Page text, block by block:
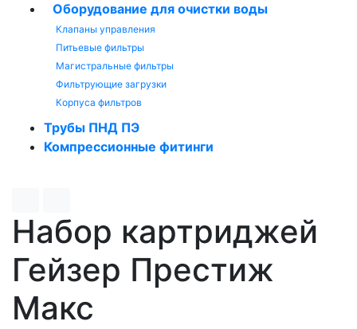
Оборудование для очистки воды
Клапаны управления
Питьевые фильтры
Магистральные фильтры
Фильтрующие загрузки
Корпуса фильтров
Трубы ПНД ПЭ
Компрессионные фитинги
Набор картриджей
Гейзер Престиж
Макс